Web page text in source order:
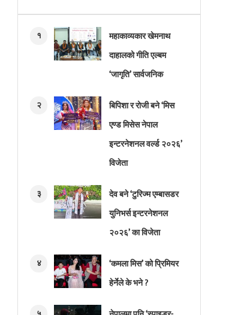
१
महाकाव्यकार खेमनाथ
दाहालको गीति एल्बम
‘जागृति’ सार्वजनिक
२
बिपिशा र रोजी बने ‘मिस
एण्ड मिसेस नेपाल
इन्टरनेशनल वर्ल्ड २०२६’
विजेता
३
देव बने ‘टुरिज्म एम्बासडर
युनिभर्स इन्टरनेशनल
२०२६’ का विजेता
४
‘कमला मिस’ को प्रिमियर
हेर्नेले के भने ?